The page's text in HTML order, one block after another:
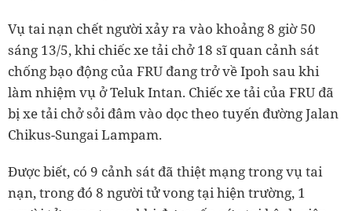
Vụ tai nạn chết người xảy ra vào khoảng 8 giờ 50
sáng 13/5, khi chiếc xe tải chở 18 sĩ quan cảnh sát
chống bạo động của FRU đang trở về Ipoh sau khi
làm nhiệm vụ ở Teluk Intan. Chiếc xe tải của FRU đã
bị xe tải chở sỏi đâm vào dọc theo tuyến đường Jalan
Chikus-Sungai Lampam.
Được biết, có 9 cảnh sát đã thiệt mạng trong vụ tai
nạn, trong đó 8 người tử vong tại hiện trường, 1